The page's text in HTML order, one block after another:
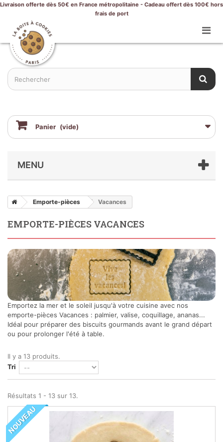
Livraison offerte dès 50€ en France métropolitaine - Cadeau offert dès 100€ hors
frais de port
Panier (vide)
MENU
Emporte-pièces Vacances
EMPORTE-PIÈCES VACANCES
Emportez la mer et le soleil jusqu'à votre cuisine avec nos
emporte-pièces Vacances : palmier, valise, coquillage, ananas...
Idéal pour préparer des biscuits gourmands avant le grand départ
ou pour prolonger l'été à table.
Il y a 13 produits.
Tri
Résultats 1 - 13 sur 13.
NOUVEAU